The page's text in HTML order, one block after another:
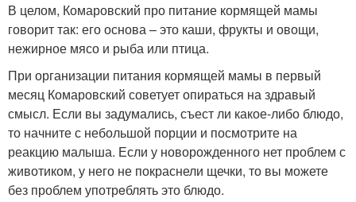
В целом, Комаровский про питание кормящей мамы
говорит так: его основа – это каши, фрукты и овощи,
нежирное мясо и рыба или птица.
При организации питания кормящей мамы в первый
месяц Комаровский советует опираться на здравый
смысл. Если вы задумались, съест ли какое-либо блюдо,
то начните с небольшой порции и посмотрите на
реакцию малыша. Если у новорожденного нет проблем с
животиком, у него не покраснели щечки, то вы можете
без проблем употрeблять это блюдо.